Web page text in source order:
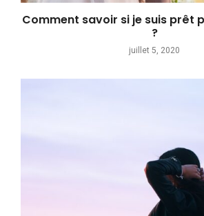
Comment savoir si je suis prêt
?
juillet 5, 2020